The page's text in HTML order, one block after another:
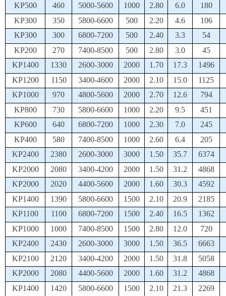
KP500
460 5000-5600 1000 2.80 6.0
180
KP300
350 5800-6600 500 2.20 4.6
106
KP300
300 6800-7200 500 2.40 3.3
54
KP200
270 7400-8500 500 2.80 3.0
45
KP1400
1330 2600-3000 2000 1.70 17.3
1496
KP1200
1150 3400-4600 2000 2.10 15.0
1125
KP1000
970 4800-5600 2000 2.70 12.6
794
KP800
730 5800-6600 1000 2.20 9.5
451
KP600
640 6800-7200 1000 2.30 7.0
245
KP400
580 7400-8500 1000 2.60 6.4
205
KP2400
2380 2600-3000 3000 1.50 35.7
6374
KP2000
2080 3400-4200 2000 1.50 31.2
4868
KP2000
2020 4400-5600 2000 1.60 30.3
4592
KP1400
1390 5800-6600 1500 2.10 20.9
2185
KP1100
1100 6800-7200 1500 2.40 16.5
1362
KP1000
1000 7400-8500 1500 2.80 12.0
720
KP2400
2430 2600-3000 3000 1.50 36.5
6663
KP2100
2120 3400-4200 2000 1.50 31.8
5058
KP2000
2080 4400-5600 2000 1.60 31.2
4868
KP1400
1420 5800-6600 1500 2.10 21.3
2269